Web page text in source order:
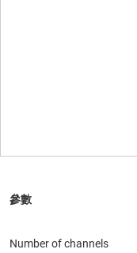
Number of channels